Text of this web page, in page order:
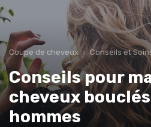
Coupe de cheveux Conseils et
Conseils pour
cheveux
hommes